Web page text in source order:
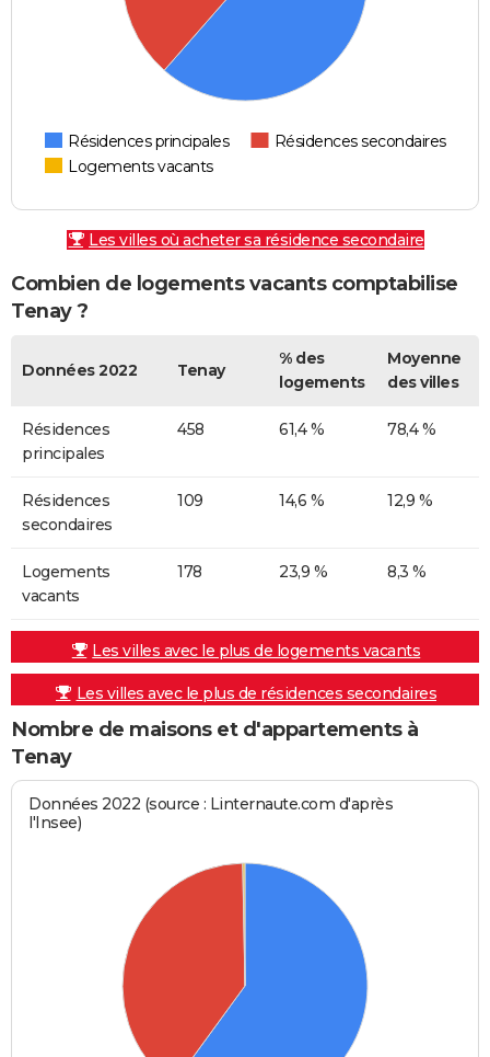
Résidences principales
Résidences secondaires
Logements vacants
Les villes où acheter sa résidence secondaire
Combien de logements vacants comptabilise
Tenay ?
Données 2022 Tenay
% des
logements
Moyenne
des villes
Résidences
principales
458 61,4 % 78,4 %
Résidences
secondaires
109 14,6 % 12,9 %
Logements
vacants
178 23,9 % 8,3 %
Les villes avec le plus de logements vacants
Les villes avec le plus de résidences secondaires
Nombre de maisons et d'appartements à
Tenay
Données 2022 (source : Linternaute.com d'après
l'Insee)